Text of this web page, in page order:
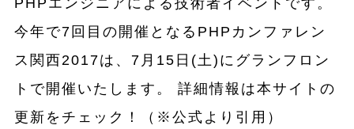
PHPエンジニアによる技術者イベントです。
今年で7回目の開催となるPHPカンファレン
ス関西2017は、7月15日(土)にグランフロン
トで開催いたします。 詳細情報は本サイトの
更新をチェック！（※公式より引用）